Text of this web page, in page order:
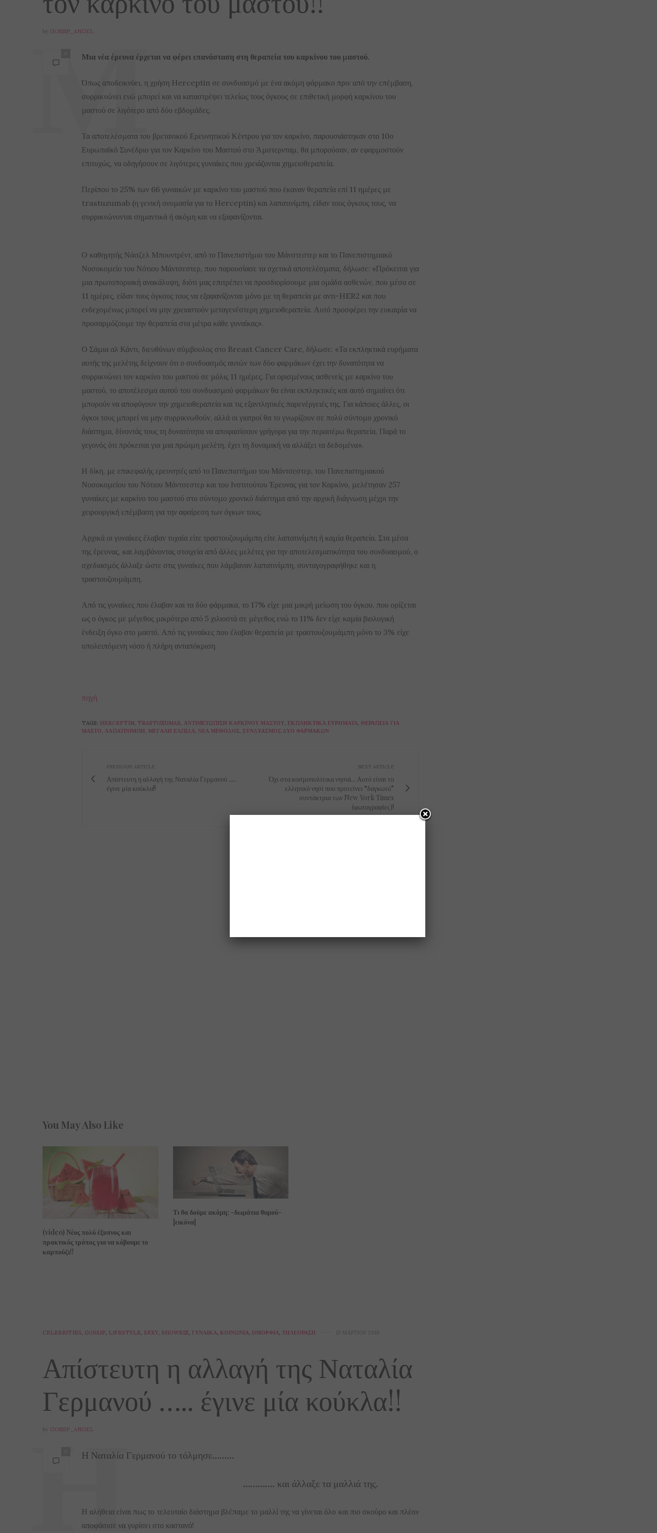
by GOSSIP_ANGEL
Μια νέα έρευνα έρχεται να φέρει επανάσταση στη θεραπεία του καρκίνου του μαστού.
Όπως αποδεικνύει, η χρήση Herceptin σε συνδυασμό με ένα ακόμη φάρμακο πριν από την επέμβαση,
συρρικνώνει ενώ μπορεί και να καταστρέψει τελείως τους όγκους σε επιθετική μορφή καρκίνου του
μαστού σε λιγότερο από δύο εβδομάδες.
Τα αποτελέσματα του βρετανικού Ερευνητικού Κέντρου για τον καρκίνο, παρουσιάστηκαν στο 10ο
Ευρωπαϊκό Συνέδριο για τον Καρκίνο του Μαστού στο Άμστερνταμ, θα μπορούσαν, αν εφαρμοστούν
επιτυχώς, να οδηγήσουν σε λιγότερες γυναίκες που χρειάζονται χημειοθεραπεία.
Περίπου το 25% των 66 γυναικών με καρκίνο του μαστού που έκαναν θεραπεία επί 11 ημέρες με
trastuzumab (η γενική ονομασία για το Herceptin) και λαπατινίμπη, είδαν τους όγκους τους, να
συρρικνώνονται σημαντικά ή ακόμη και να εξαφανίζονται.
Ο καθηγητής Νάιτζελ Μπουντρέντ, από το Πανεπιστήμιο του Μάνστεστερ και το Πανεπιστημιακό
Νοσοκομείο του Νότιου Μάντσεστερ, που παρουσίασε τα σχετικά αποτελέσματα, δήλωσε: «Πρόκειται για
μια πρωτοποριακή ανακάλυψη, διότι μας επιτρέπει να προσδιορίσουμε μια ομάδα ασθενών, που μέσα σε
11 ημέρες, είδαν τους όγκους τους να εξαφανίζονται μόνο με τη θεραπεία με αντι-HER2 και που
ενδεχομένως μπορεί να μην χρειαστούν μεταγενέστερη χημειοθεραπεία. Αυτό προσφέρει την ευκαιρία να
προσαρμόζουμε την θεραπεία στα μέτρα κάθε γυναίκας».
Ο Σάμια αλ Κάντι, διευθύνων σύμβουλος στο Breast Cancer Care, δήλωσε: «Τα εκπληκτικά ευρήματα
αυτής της μελέτης δείχνουν ότι ο συνδυασμός αυτών των δύο φαρμάκων έχει την δυνατότητα να
συρρικνώνει τον καρκίνο του μαστού σε μόλις 11 ημέρες. Για ορισμένους ασθενείς με καρκίνο του
μαστού, το αποτέλεσμα αυτού του συνδυασμού φαρμάκων θα είναι εκπληκτικές και αυτό σημαίνει ότι
μπορούν να αποφύγουν την χημειοθεραπεία και τις εξαντλητικές παρενέργειές της. Για κάποιες άλλες, οι
όγκοι τους μπορεί να μην συρρικνωθούν, αλλά οι γιατροί θα το γνωρίζουν σε πολύ σύντομο χρονικό
διάστημα, δίνοντάς τους τη δυνατότητα να αποφασίσουν γρήγορα για την περαιτέρω θεραπεία. Παρά το
γεγονός ότι πρόκειται για μια πρώιμη μελέτη, έχει τη δυναμική να αλλάξει τα δεδομένα».
Η δίκη, με επικεφαλής ερευνητές από το Πανεπιστήμιο του Μάντσεστερ, του Πανεπιστημιακού
Νοσοκομείου του Νότιου Μάντσεστερ και του Ινστιτούτου Έρευνας για τον Καρκίνο, μελέτησαν 257
γυναίκες με καρκίνο του μαστού στο σύντομο χρονικό διάστημα από την αρχική διάγνωση μέχρι την
χειρουργική επέμβαση για την αφαίρεση των όγκων τους.
Αρχικά οι γυναίκες έλαβαν τυχαία είτε τραστουζουμάμπη είτε λαπατινίμπη ή καμία θεραπεία. Στα μέσα
της έρευνας, και λαμβάνοντας στοιχεία από άλλες μελέτες για την αποτελεσματικότητα του συνδυασμού, ο
σχεδιασμός άλλαξε ώστε στις γυναίκες που λάμβαναν λαπατινίμπη, συνταγογραφήθηκε και η
τραστουζουμάμπη.
Από τις γυναίκες που έλαβαν και τα δύο φάρμακα, το 17% είχε μια μικρή μείωση του όγκου, που ορίζεται
ως ο όγκος με μέγεθος μικρότερο από 5 χιλιοστά σε μέγεθος ενώ το 11% δεν είχε καμία βιολογική
ένδειξη όγκο στο μαστό. Από τις γυναίκες που έλαβαν θεραπεία με τραστουζουμάμπη μόνο το 3% είχε
υπολειπόμενη νόσο ή πλήρη ανταπόκριση.
πηγή
TAGS: HERCEPTIN, TRASTUZUMAB, ΑΝΤΙΜΕΤΏΠΙΣΗ ΚΑΡΚΊΝΟΥ ΜΑΣΤΟΎ, ΕΚΠΛΗΚΤΙΚΆ ΕΥΡΉΜΑΤΑ, ΘΕΡΑΠΕΊΑ ΓΙΑ
ΜΑΣΤΌ, ΛΑΠΑΤΙΝΊΜΠΗ, ΜΕΓΆΛΗ ΕΛΠΊΔΑ, ΝΈΑ ΜΈΘΟΔΟΣ, ΣΥΝΔΥΑΣΜΌΣ ΔΎΟ ΦΑΡΜΆΚΩΝ
PREVIOUS ARTICLE
Απίστευτη η αλλαγή της Ναταλία Γερμανού .....
έγινε μία κούκλα!!
NEXT ARTICLE
Όχι στα κοσμοπολίτικα νησιά... Αυτό είναι το
ελληνικό νησί που προτείνει “δαγκωτό”
συντάκτρια των New York Times
(φωτογραφίες)!
You May Also Like
(video) Nέος πολύ έξυπνος και
πρακτικός τρόπος για να κόβουμε το
καρπούζι!!
Τι θα δούμε ακόμη; -δωμάτια θυμού-
[εικόνα]
CELEBRITIES, GOSSIP, LIFESTYLE, SEXY, SHOWBIZ, ΓΥΝΑΊΚΑ, ΚΟΙΝΩΝΊΑ, ΟΜΟΡΦΙΆ, ΤΗΛΕΌΡΑΣΗ 13 ΜΑΡΤΊΟΥ 2016
Απίστευτη η αλλαγή της Ναταλία
Γερμανού ….. έγινε μία κούκλα!!
by GOSSIP_ANGEL
Η Ναταλία Γερμανού το τόλμησε………
…………. και άλλαξε τα μαλλιά της.
Η αλήθεια είναι πως το τελευταίο διάστημα βλέπαμε το μαλλί της να γίνεται όλο και πιο σκούρο και πλέον
αποφάσισε να γυρίσει στο καστανό!